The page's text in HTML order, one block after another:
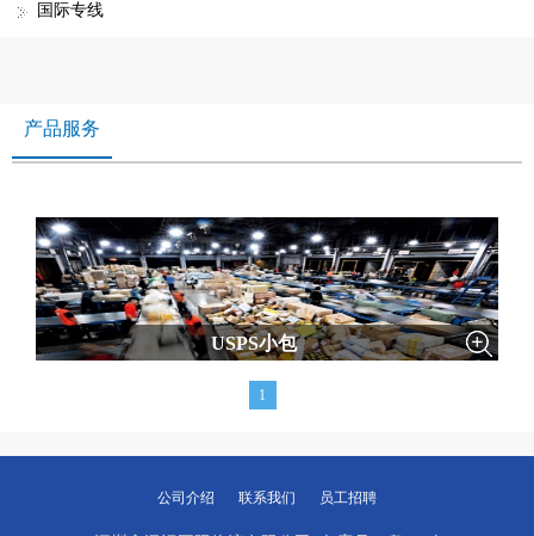
国际专线
产品服务
USPS小包
1
公司介绍 联系我们 员工招聘